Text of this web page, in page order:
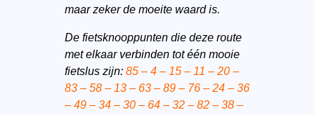
maar zeker de moeite waard is.
De fietsknooppunten die deze route
met elkaar verbinden tot één mooie
fietslus zijn: 85 – 4 – 15 – 11 – 20 –
83 – 58 – 13 – 63 – 89 – 76 – 24 – 36
– 49 – 34 – 30 – 64 – 32 – 82 – 38 –